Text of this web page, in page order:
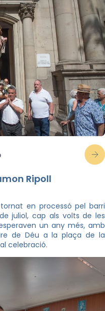
Ripoll
en processó pel barri
juliol, cap als volts de les
un any més, amb
de Déu a la plaça de la
celebració.